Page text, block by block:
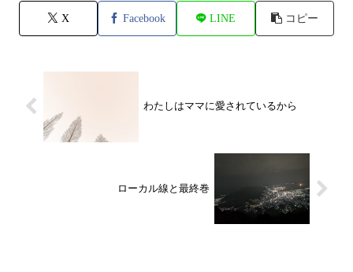
X Facebook LINE コピー
わたしはママに愛されているから
ローカル線と最終巻